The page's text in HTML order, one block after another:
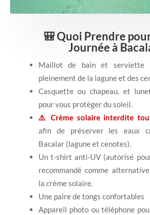
🎒 Quoi Prendre
Journée à
Maillot de bain et serviette
pleinement de la lagune et des
Casquette ou chapeau, et
pour vous protéger du soleil.
⚠️ Crème solaire interdite
afin de préserver les eaux
Bacalar (lagune et cenotes).
Un t-shirt anti-UV (autorisé
recommandé comme
la crème solaire.
Une paire de tongs confortables
Appareil photo ou téléphone